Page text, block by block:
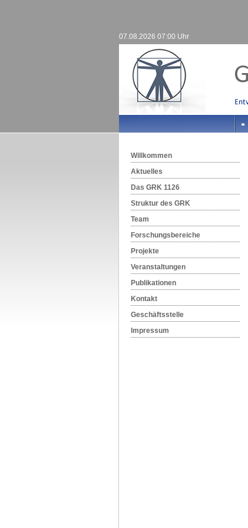
07.08.2026 07:00 Uhr
Willkommen
Aktuelles
Das GRK 1126
Struktur des GRK
Team
Forschungsbereiche
Projekte
Veranstaltungen
Publikationen
Kontakt
Geschäftsstelle
Impressum